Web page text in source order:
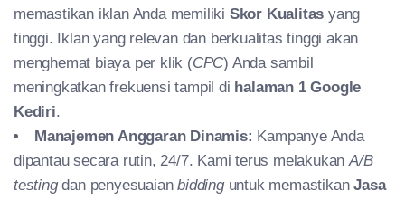
memastikan iklan Anda memiliki Skor Kualitas yang
tinggi. Iklan yang relevan dan berkualitas tinggi akan
menghemat biaya per klik (CPC) Anda sambil
meningkatkan frekuensi tampil di halaman 1 Google
Kediri.
Manajemen Anggaran Dinamis: Kampanye Anda
dipantau secara rutin, 24/7. Kami terus melakukanA/B
testingdan penyesuaianbiddinguntuk memastikanJasa